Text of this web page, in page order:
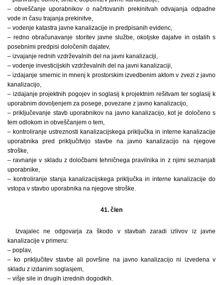
– obveščanje uporabnikov o načrtovanih prekinitvah odvajanja odpadne
vode in času trajanja prekinitve,
– vodenje katastra javne kanalizacije in predpisanih evidenc,
– redno obračunavanje storitev javne službe, okoljske dajatve in ostalih s
posebnimi predpisi določenih dajatev,
– izvajanje rednih vzdrževalnih del na javni kanalizaciji,
– vodenje investicijskih vzdrževalnih del na javni kanalizaciji,
– izdajanje smernic in mnenj k prostorskim izvedbenim aktom v zvezi z javno
kanalizacijo,
– izdajanje projektnih pogojev in soglasij k projektnim rešitvam ter soglasij k
uporabnim dovoljenjem za posege, povezane z javno kanalizacijo,
– priključevanje stavb uporabnikov na javno kanalizacijo, kot je določeno s
tem odlokom in obveščanjem o tem,
– kontroliranje ustreznosti kanalizacijskega priključka in interne kanalizacije
uporabnika pred priključitvijo stavbe na javno kanalizacijo na njegove
stroške,
– ravnanje v skladu z določbami tehničnega pravilnika in z njimi seznanjati
uporabnike,
– kontroliranje stanja kanalizacijskega priključka in interne kanalizacije do
vstopa v stavbo uporabnika na njegove stroške.
41. člen
Izvajalec ne odgovarja za škodo v stavbah zaradi izlivov iz javne
kanalizacije v primeru:
– poplav,
– ko priključitev stavbe ali površine na javno kanalizacijo ni izvedena v
skladu z izdanim soglasjem,
– višje sile in drugih izrednih dogodkih.